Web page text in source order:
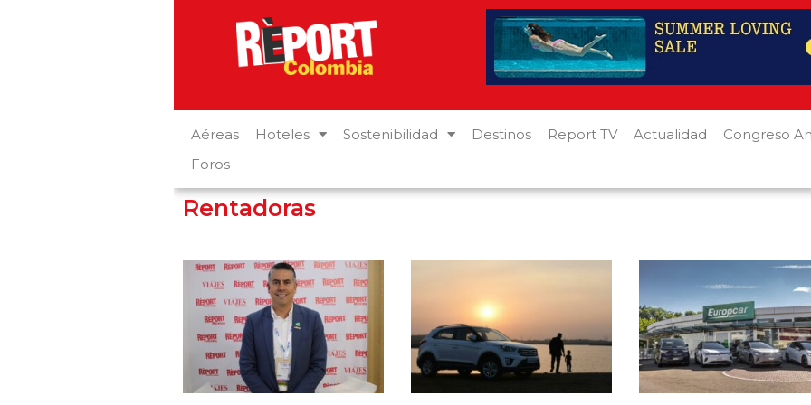
Aéreas Hoteles Sostenibilidad Destinos Report TV Actualidad
Congreso
Foros
Rentadoras